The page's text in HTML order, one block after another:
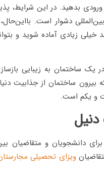
بدهید. در این شرایط،
دشوار است.
خیلی زیادی آماده شوید و
یک ساختمان به زیبایی
که بیرون ساختمان از
و یکم است.
دانشجویان و متقاضیان
ویزای تحصیلی